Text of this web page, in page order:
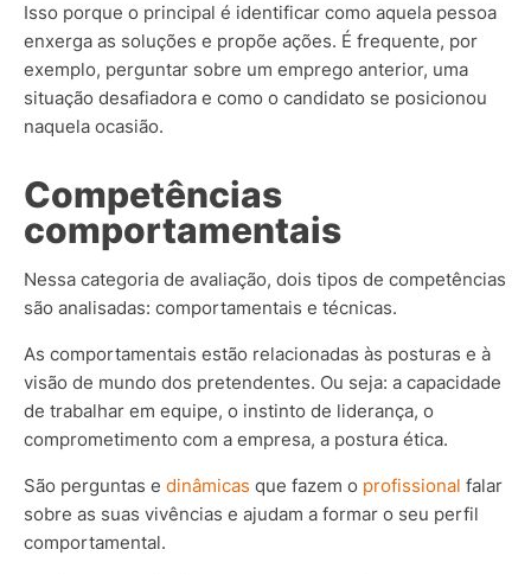
Isso porque o principal é identificar como aquela pessoa
enxerga as soluções e propõe ações. É frequente, por
exemplo, perguntar sobre um emprego anterior, uma
situação desafiadora e como o candidato se posicionou
naquela ocasião.
Competências
comportamentais
Nessa categoria de avaliação, dois tipos de competências
são analisadas: comportamentais e técnicas.
As comportamentais estão relacionadas às posturas e à
visão de mundo dos pretendentes. Ou seja: a capacidade
de trabalhar em equipe, o instinto de liderança, o
comprometimento com a empresa, a postura ética.
São perguntas e dinâmicas que fazem o profissional falar
sobre as suas vivências e ajudam a formar o seu perfil
comportamental.